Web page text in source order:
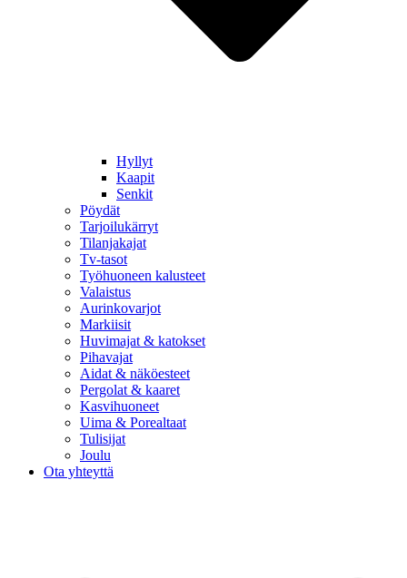
Hyllyt
Kaapit
Senkit
Pöydät
Tarjoilukärryt
Tilanjakajat
Tv-tasot
Työhuoneen kalusteet
Valaistus
Aurinkovarjot
Markiisit
Huvimajat & katokset
Pihavajat
Aidat & näköesteet
Pergolat & kaaret
Kasvihuoneet
Uima & Porealtaat
Tulisijat
Joulu
Ota yhteyttä